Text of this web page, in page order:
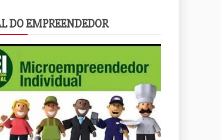
DO EMPREENDEDOR